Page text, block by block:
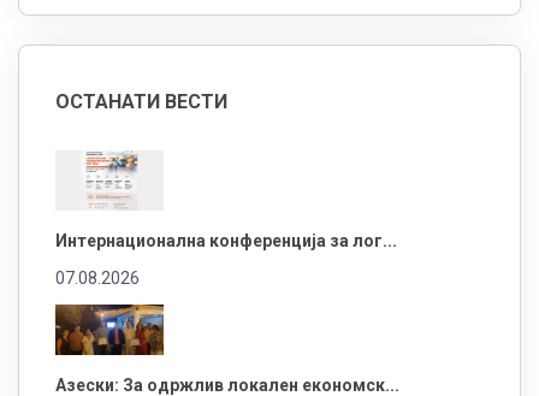
ОСТАНАТИ ВЕСТИ
Интернационална конференција за лог...
07.08.2026
Азески: За одржлив локален економск...